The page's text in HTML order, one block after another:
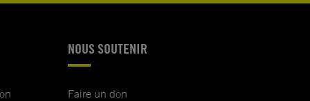
NOUS SOUTENIR
Faire un don